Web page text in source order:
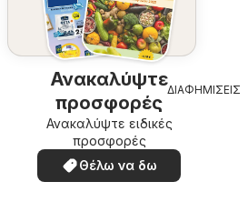
Ανακαλύψτε
προσφορές
Ανακαλύψτε ειδικές
προσφορές
Θέλω να δω
ΔΙΑΦΗΜΙΣΕΙΣ